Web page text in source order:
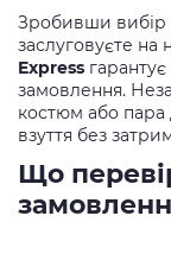
Зробивши вибір
заслуговуєте
Express
замовлення.
костюм або
взуття без
Що